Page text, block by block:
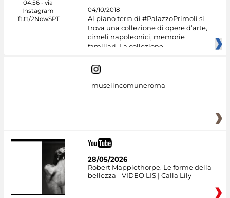
04/10/2018
Al piano terra di #PalazzoPrimoli si
trova una collezione di opere d’arte,
cimeli napoleonici, memorie
familiari. La collezione
museiincomuneroma
28/05/2026
Robert Mapplethorpe. Le forme della
bellezza - VIDEO LIS | Calla Lily